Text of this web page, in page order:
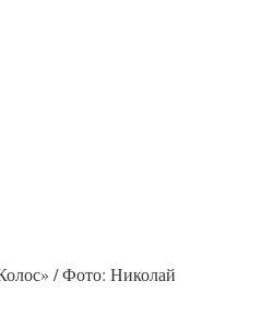
/ Фото: Николай